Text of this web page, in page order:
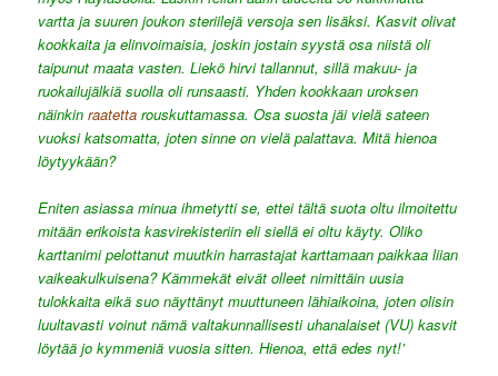
vartta ja suuren joukon steriilejä versoja sen lisäksi. Kasvit olivat
kookkaita ja elinvoimaisia, joskin jostain syystä osa niistä oli
taipunut maata vasten. Liekö hirvi tallannut, sillä makuu- ja
ruokailujälkiä suolla oli runsaasti. Yhden kookkaan uroksen
näinkinraatetta rouskuttamassa. Osa suosta jäi vielä sateen
vuoksi katsomatta, joten sinne on vielä palattava. Mitä hienoa
löytyykään?
Eniten asiassa minua ihmetytti se, ettei tältä suota oltu ilmoitettu
mitään erikoista kasvirekisteriin eli siellä ei oltu käyty. Oliko
karttanimi pelottanut muutkin harrastajat karttamaan paikkaa liian
vaikeakulkuisena? Kämmekät eivät olleet nimittäin uusia
tulokkaita eikä suo näyttänyt muuttuneen lähiaikoina, joten olisin
luultavasti voinut nämä valtakunnallisesti uhanalaiset (VU) kasvit
löytää jo kymmeniä vuosia sitten. Hienoa, että edes nyt!’